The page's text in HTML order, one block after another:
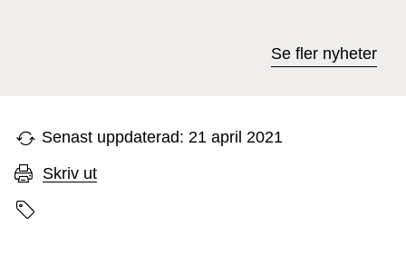
Se fler nyheter
Senast uppdaterad: 21 april 2021
Skriv ut
Sidans etiketter